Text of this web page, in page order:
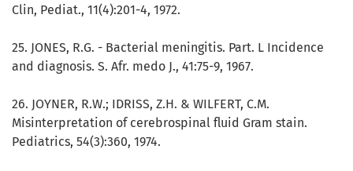
Clin, Pediat., 11(4):201-4, 1972.
25. JONES, R.G. - Bacterial meningitis. Part. L Incidence
and diagnosis. S. Afr. medo J., 41:75-9, 1967.
26. JOYNER, R.W.; IDRISS, Z.H. & WILFERT, C.M.
Misinterpretation of cerebrospinal fluid Gram stain.
Pediatrics, 54(3):360, 1974.